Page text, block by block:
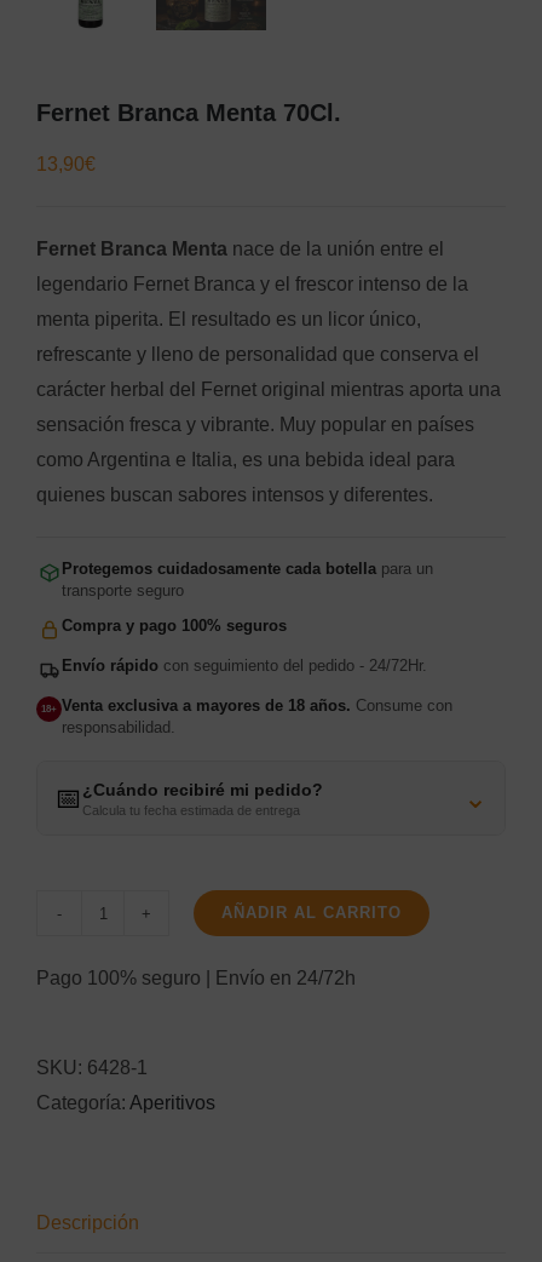
Fernet Branca Menta 70Cl.
13,90€
Fernet Branca Menta nace de la unión entre el
legendario Fernet Branca y el frescor intenso de la
menta piperita. El resultado es un licor único,
refrescante y lleno de personalidad que conserva el
carácter herbal del Fernet original mientras aporta una
sensación fresca y vibrante. Muy popular en países
como Argentina e Italia, es una bebida ideal para
quienes buscan sabores intensos y diferentes.
Protegemos cuidadosamente cada botella para un
transporte seguro
Compra y pago 100% seguros
Envío rápido con seguimiento del pedido - 24/72Hr.
18+ Venta exclusiva a mayores de 18 años. Consume con
responsabilidad.
📅 ¿Cuándo recibiré mi pedido?
Calcula tu fecha estimada de entrega ⌄
cantidad
AÑADIR AL CARRITO
Pago 100% seguro | Envío en 24/72h
SKU: 6428-1
Categoría: Aperitivos
Descripción